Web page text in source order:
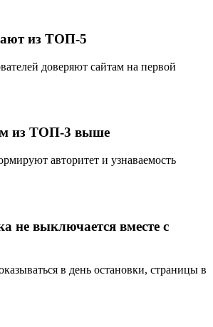
из ТОП-5
доверяют сайтам на первой
из ТОП-3 выше
авторитет и узнаваемость
не выключается вместе с
в день остановки, страницы в